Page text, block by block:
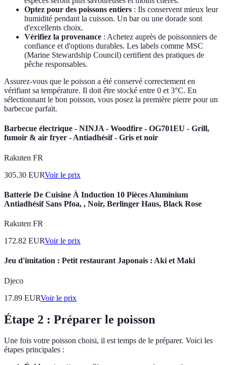
Optez pour des poissons entiers : Ils conservent mieux leur
humidité pendant la cuisson. Un bar ou une dorade sont
d'excellents choix.
Vérifiez la provenance : Achetez auprès de poissonniers de
confiance et d'options durables. Les labels comme MSC
(Marine Stewardship Council) certifient des pratiques de
pêche responsables.
Assurez-vous que le poisson a été conservé correctement en
vérifiant sa température. Il doit être stocké entre 0 et 3°C. En
sélectionnant le bon poisson, vous posez la première pierre pour un
barbecue parfait.
Barbecue électrique - NINJA - Woodfire - OG701EU - Grill,
fumoir & air fryer - Antiadhésif - Gris et noir
Rakuten FR
305.30 EURVoir le prix
Batterie De Cuisine À Induction 10 Pièces Aluminium
Antiadhésif Sans Pfoa, , Noir, Berlinger Haus, Black Rose
Rakuten FR
172.82 EURVoir le prix
Jeu d'imitation : Petit restaurant Japonais : Aki et Maki
Djeco
17.89 EURVoir le prix
Étape 2 : Préparer le poisson
Une fois votre poisson choisi, il est temps de le préparer. Voici les
étapes principales :